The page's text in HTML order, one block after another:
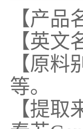
【产
【英
【原
等。
【提